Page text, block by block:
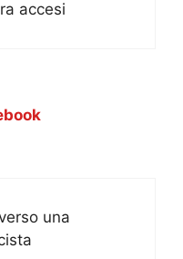
accesi
una